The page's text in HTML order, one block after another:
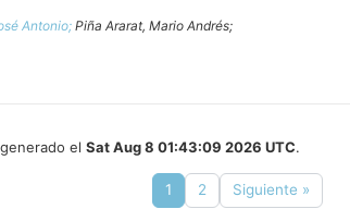
Antonio; Piña Ararat, Mario Andrés;
el Sat Aug 8 01:43:09 2026 UTC.
1 2 Siguiente »